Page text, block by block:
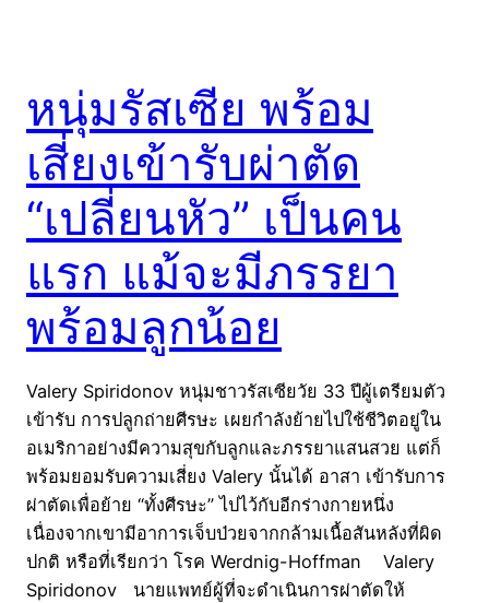
หนุ่มรัสเซีย พร้อม
เสี่ยงเข้ารับผ่าตัด
“เปลี่ยนหัว” เป็นคน
แรก แม้จะมีภรรยา
พร้อมลูกน้อย
Valery Spiridonov หนุ่มชาวรัสเซียวัย 33 ปีผู้เตรียมตัว
เข้ารับ การปลูกถ่ายศีรษะ เผยกำลังย้ายไปใช้ชีวิตอยู่ใน
อเมริกาอย่างมีความสุขกับลูกและภรรยาแสนสวย แต่ก็
พร้อมยอมรับความเสี่ยง Valery นั้นได้ อาสา เข้ารับการ
ผ่าตัดเพื่อย้าย “ทั้งศีรษะ” ไปไว้กับอีกร่างกายหนึ่ง
เนื่องจากเขามีอาการเจ็บป่วยจากกล้ามเนื้อสันหลังที่ผิด
ปกติ หรือที่เรียกว่า โรค Werdnig-Hoffman Valery
Spiridonov นายแพทย์ผู้ที่จะดำเนินการผ่าตัดให้